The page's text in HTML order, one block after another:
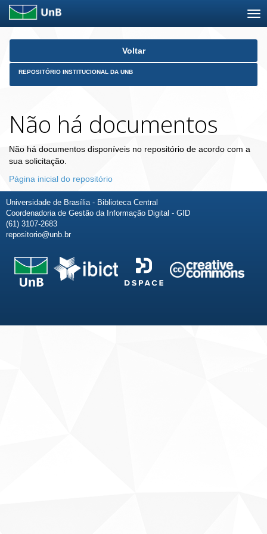
Skip
Voltar
REPOSITÓRIO INSTITUCIONAL DA UNB
Não há documentos
Não há documentos disponíveis no repositório de acordo com a
sua solicitação.
Página inicial do repositório
Universidade de Brasília - Biblioteca Central
Coordenadoria de Gestão da Informação Digital - GID
(61) 3107-2683
repositorio@unb.br